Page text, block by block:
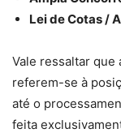
Lei de Cotas /
Vale ressaltar que
referem-se à
até o
feita